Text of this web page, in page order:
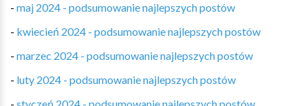
- maj 2024 - podsumowanie najlepszych postów
- kwiecień 2024 - podsumowanie najlepszych postów
- marzec 2024 - podsumowanie najlepszych postów
- luty 2024 - podsumowanie najlepszych postów